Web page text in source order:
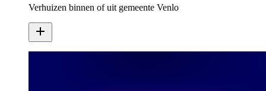
Verhuizen binnen of uit gemeente Venlo